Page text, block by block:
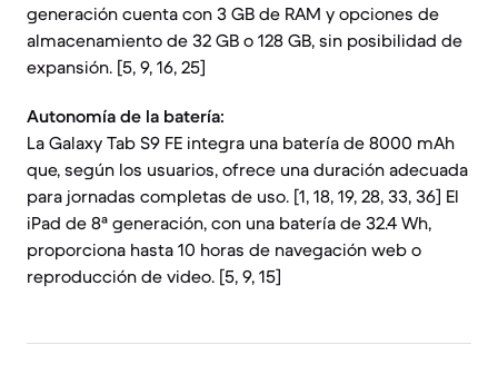
generación cuenta con 3 GB de RAM y opciones de
almacenamiento de 32 GB o 128 GB, sin posibilidad de
expansión. [5, 9, 16, 25]
Autonomía de la batería:
La Galaxy Tab S9 FE integra una batería de 8000 mAh
que, según los usuarios, ofrece una duración adecuada
para jornadas completas de uso. [1, 18, 19, 28, 33, 36] El
iPad de 8ª generación, con una batería de 32.4 Wh,
proporciona hasta 10 horas de navegación web o
reproducción de video. [5, 9, 15]